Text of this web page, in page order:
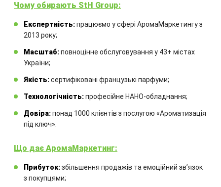
та шоуруми. Зони прийому гостей у
VIP-готелях
Тип аромату
Чому обирають StH Group:
Експертність:працюємо у сфері АромаМаркетингу з
2013 року;
Масштаб:повноцінне обслуговування у 43+ містах
України;
Якість:сертифіковані французькі парфуми;
Технологічність:професійне НАНО-обладнання;
Довіра:понад 1000 клієнтів з послугою «Ароматизація
під ключ».
Що дає АромаМаркетинг:
Прибуток:збільшення продажів та емоційний звʼязок
з покупцями;